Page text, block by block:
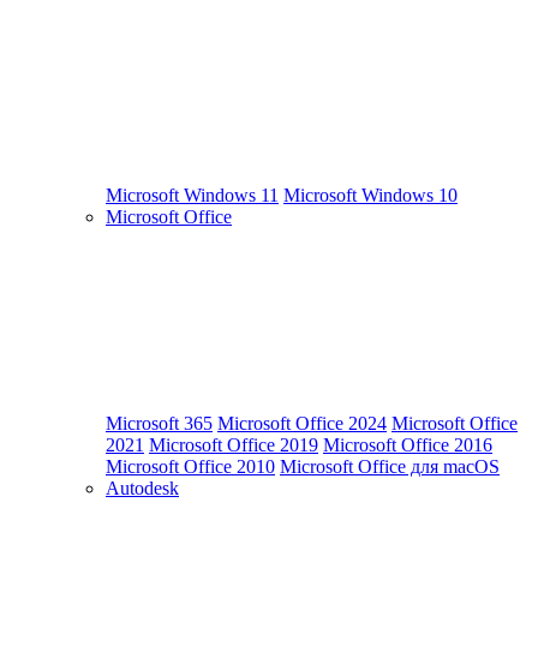
Microsoft Windows 11 Microsoft Windows 10
Microsoft Office
Microsoft 365 Microsoft Office 2024 Microsoft Office
2021 Microsoft Office 2019 Microsoft Office 2016
Microsoft Office 2010 Microsoft Office для macOS
Autodesk